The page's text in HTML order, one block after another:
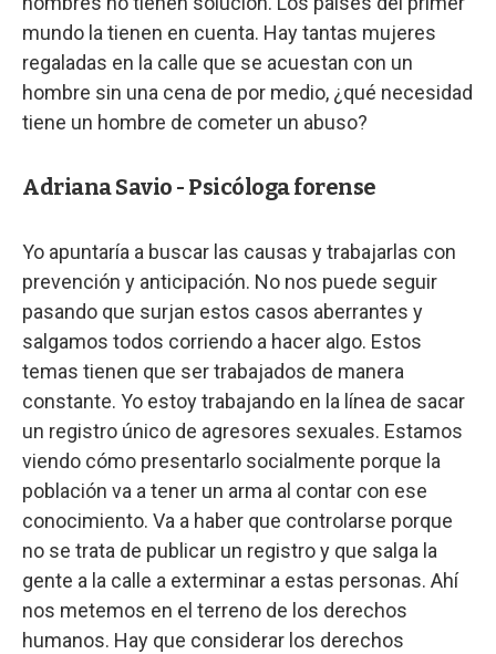
mundo la tienen en cuenta. Hay tantas mujeres
regaladas en la calle que se acuestan con un
hombre sin una cena de por medio, ¿qué necesidad
tiene un hombre de cometer un abuso?
Adriana Savio - Psicóloga forense
Yo apuntaría a buscar las causas y trabajarlas con
prevención y anticipación. No nos puede seguir
pasando que surjan estos casos aberrantes y
salgamos todos corriendo a hacer algo. Estos
temas tienen que ser trabajados de manera
constante. Yo estoy trabajando en la línea de sacar
un registro único de agresores sexuales. Estamos
viendo cómo presentarlo socialmente porque la
población va a tener un arma al contar con ese
conocimiento. Va a haber que controlarse porque
no se trata de publicar un registro y que salga la
gente a la calle a exterminar a estas personas. Ahí
nos metemos en el terreno de los derechos
humanos. Hay que considerar los derechos